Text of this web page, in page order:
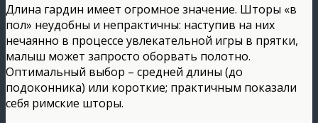
Длина гардин имеет огромное значение. Шторы «в
пол» неудобны и непрактичны: наступив на них
нечаянно в процессе увлекательной игры в прятки,
малыш может запросто оборвать полотно.
Оптимальный выбор – средней длины (до
подоконника) или короткие; практичным показали
себя римские шторы.